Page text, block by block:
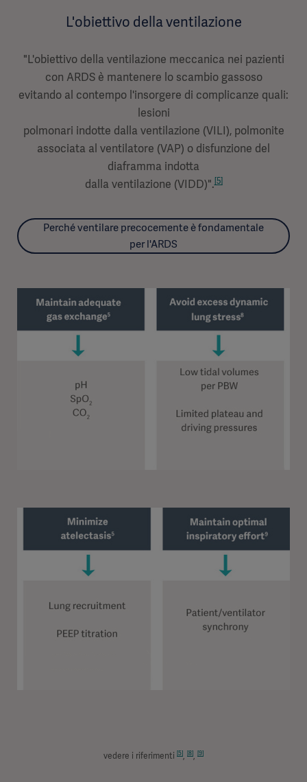
L'obiettivo della ventilazione
"L'obiettivo della ventilazione meccanica nei pazienti
con ARDS è mantenere lo scambio gassoso
evitando al contempo l'insorgere di complicanze quali:
lesioni
polmonari indotte dalla ventilazione (VILI), polmonite
associata al ventilatore (VAP) o disfunzione del
diaframma indotta
dalla ventilazione (VIDD)".[5]
Perché ventilare precocemente è fondamentale
per l'ARDS
vedere i riferimenti [5], [8], [9]